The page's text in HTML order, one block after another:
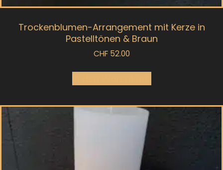
Trockenblumen-Arrangement mit Kerze in
Pastelltönen & Braun
CHF52.00